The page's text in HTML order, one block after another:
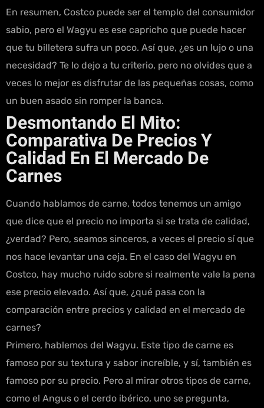
En resumen, Costco puede ser el templo del consumidor
sabio, pero el Wagyu es ese capricho que puede hacer
que tu billetera sufra un poco. Así que, ¿es un lujo o una
necesidad? Te lo dejo a tu criterio, pero no olvides que a
veces lo mejor es disfrutar de las pequeñas cosas, como
un buen asado sin romper la banca.
Desmontando El Mito:
Comparativa De Precios Y
Calidad En El Mercado De
Carnes
Cuando hablamos de carne, todos tenemos un amigo
que dice que el precio no importa si se trata de calidad,
¿verdad? Pero, seamos sinceros, a veces el precio sí que
nos hace levantar una ceja. En el caso del Wagyu en
Costco, hay mucho ruido sobre si realmente vale la pena
ese precio elevado. Así que, ¿qué pasa con la
comparación entre precios y calidad en el mercado de
carnes?
Primero, hablemos del Wagyu. Este tipo de carne es
famoso por su textura y sabor increíble, y sí, también es
famoso por su precio. Pero al mirar otros tipos de carne,
como el Angus o el cerdo ibérico, uno se pregunta,